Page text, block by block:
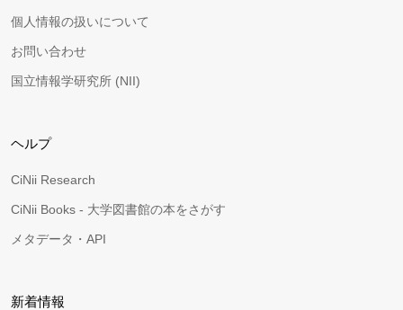
個人情報の扱いについて
お問い合わせ
国立情報学研究所 (NII)
ヘルプ
CiNii Research
CiNii Books - 大学図書館の本をさがす
メタデータ・API
新着情報